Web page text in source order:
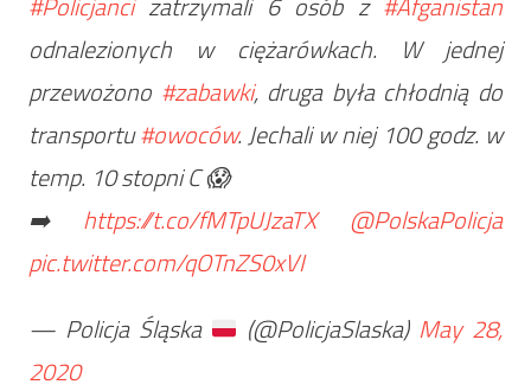
odnalezionych w ciężarówkach. W jednej
przewożono #zabawki, druga była chłodnią do
transportu#owoców. Jechali w niej 100 godz. w
temp. 10 stopni C 😱
➡️ https://t.co/fMTpUJzaTX
@PolskaPolicja
pic.twitter.com/qOTnZS0xVI
— Policja Śląska
(@PolicjaSlaska) May 28,
2020